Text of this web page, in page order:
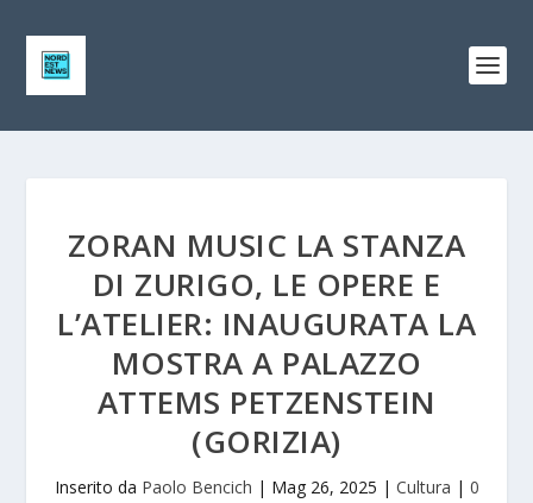
ZORAN MUSIC LA STANZA
DI ZURIGO, LE OPERE E
L’ATELIER: INAUGURATA LA
MOSTRA A PALAZZO
ATTEMS PETZENSTEIN
(GORIZIA)
Inserito da Paolo Bencich | Mag 26, 2025 | Cultura | 0